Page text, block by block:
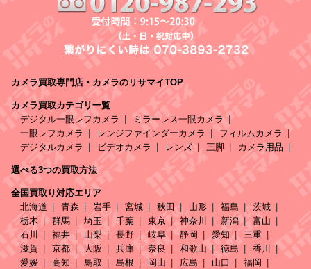
カメラ買取専門店・カメラのリサマイTOP
カメラ買取カテゴリ一覧
デジタル一眼レフカメラ
ミラーレス一眼カメラ
一眼レフカメラ
レンジファインダーカメラ
フィルムカメラ
デジタルカメラ
ビデオカメラ レンズ 三脚 カメラ用品
選べる3つの買取方法
全国買取り対応エリア
北海道
青森 岩手 宮城 秋田 山形 福島
茨城
栃木
群馬 埼玉 千葉 東京 神奈川 新潟
富山
石川
福井 山梨 長野 岐阜 静岡 愛知
三重
滋賀
京都 大阪 兵庫 奈良 和歌山 徳島
香川
愛媛
高知 鳥取 島根 岡山 広島 山口
福岡